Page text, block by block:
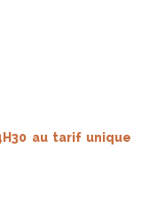
au tarif unique